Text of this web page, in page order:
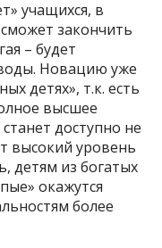
учащихся, в
закончить
– будет
Новацию уже
детях», т.к. есть
высшее
доступно не
высокий уровень
детям из богатых
окажутся
более